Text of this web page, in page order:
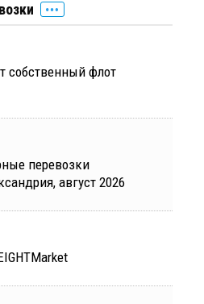
собственный флот
перевозки
август 2026